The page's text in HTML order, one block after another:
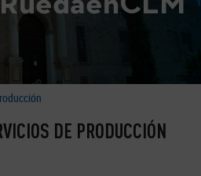
DE PRODUCCIÓN